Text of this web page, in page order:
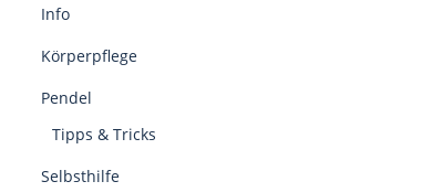
Info
Körperpflege
Pendel
Tipps & Tricks
Selbsthilfe